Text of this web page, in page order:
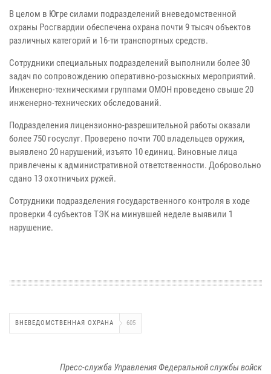
В целом в Югре силами подразделений вневедомственной
охраны Росгвардии обеспечена охрана почти 9 тысяч объектов
различных категорий и 16-ти транспортных средств.
Сотрудники специальных подразделений выполнили более 30
задач по сопровождению оперативно-розыскных мероприятий.
Инженерно-техническими группами ОМОН проведено свыше 20
инженерно-технических обследований.
Подразделения лицензионно-разрешительной работы оказали
более 750 госуслуг. Проверено почти 700 владельцев оружия,
выявлено 20 нарушений, изъято 10 единиц. Виновные лица
привлечены к административной ответственности. Добровольно
сдано 13 охотничьих ружей.
Сотрудники подразделения государственного контроля в ходе
проверки 4 субъектов ТЭК на минувшей неделе выявили 1
нарушение.
ВНЕВЕДОМСТВЕННАЯ ОХРАНА 605
Пресс-служба Управления Федеральной службы войск